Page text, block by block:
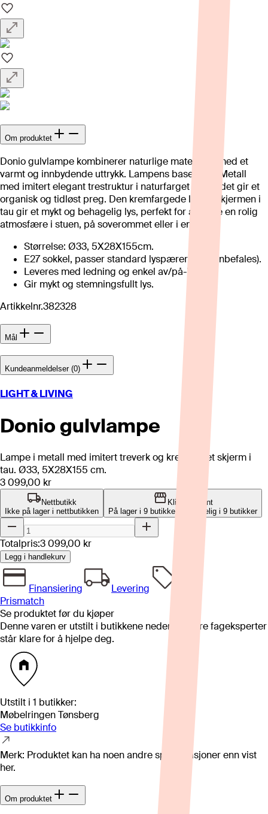
Om produktet
Donio gulvlampe kombinerer naturlige materialer med et
varmt og innbydende uttrykk. Lampens base er av Metall
med imitert elegant trestruktur i naturfarget finish, det gir et
organisk og tidløst preg. Den kremfargede lampeskjermen i
tau gir et mykt og behagelig lys, perfekt for å skape en rolig
atmosfære i stuen, på soverommet eller i entreen.
Størrelse: Ø33, 5X28X155cm.
E27 sokkel, passer standard lyspærer (LED anbefales).
Leveres med ledning og enkel av/på-bryter.
Gir mykt og stemningsfullt lys.
Artikkelnr.382328
Mål
Kundeanmeldelser (0)
LIGHT & LIVING
Donio gulvlampe
Lampe i metall med imitert treverk og kremfarget skjerm i
tau. Ø33, 5X28X155 cm.
3 099,00 kr
Nettbutikk
Ikke på lager i nettbutikken
Klikk og hent
På lager i 9 butikker
Tilgjengelig i 9 butikker
Totalpris:3 099,00 kr
Legg i handlekurv
Finansiering
Levering
Prismatch
Se produktet før du kjøper
Denne varen er utstilt i butikkene nedenfor. Våre fageksperter
står klare for å hjelpe deg.
Utstilt i 1 butikker:
Møbelringen Tønsberg
Se butikkinfo
Merk: Produktet kan ha noen andre spesifikasjoner enn vist
her.
Om produktet